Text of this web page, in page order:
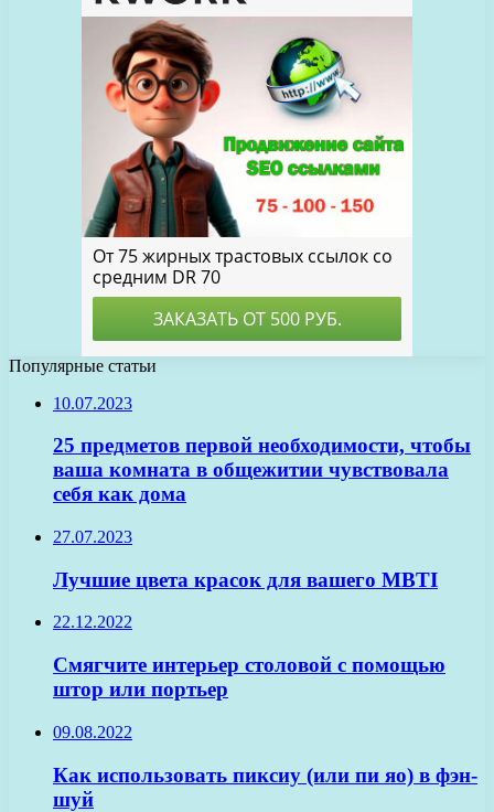
Популярные статьи
10.07.2023
25 предметов первой необходимости, чтобы
ваша комната в общежитии чувствовала
себя как дома
27.07.2023
Лучшие цвета красок для вашего MBTI
22.12.2022
Смягчите интерьер столовой с помощью
штор или портьер
09.08.2022
Как использовать пиксиу (или пи яо) в фэн-
шуй